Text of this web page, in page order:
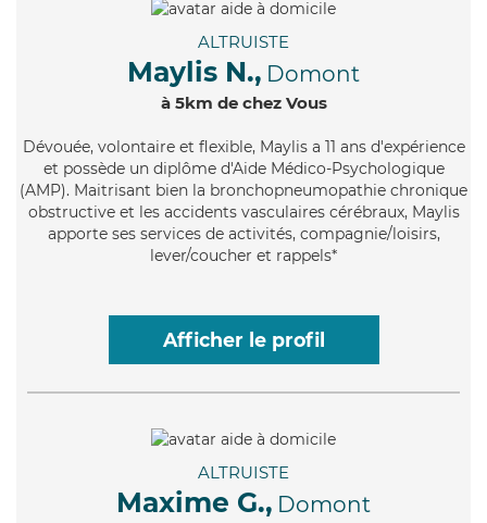
ALTRUISTE
Maylis N., Domont
à 5km de chez Vous
Dévouée, volontaire et flexible, Maylis a 11 ans d'expérience
et possède un diplôme d'Aide Médico-Psychologique
(AMP). Maitrisant bien la bronchopneumopathie chronique
obstructive et les accidents vasculaires cérébraux, Maylis
apporte ses services de activités, compagnie/loisirs,
lever/coucher et rappels*
Afficher le profil
ALTRUISTE
Maxime G., Domont